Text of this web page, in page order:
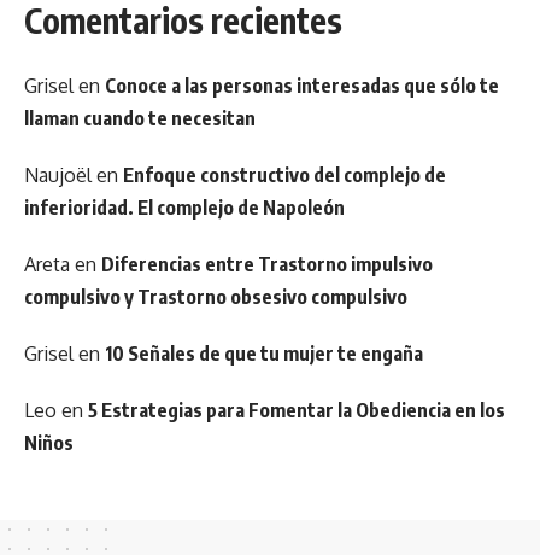
Comentarios recientes
Griselen Conoce a las personas interesadas que sólo te
llaman cuando te necesitan
Naujoëlen Enfoque constructivo del complejo de
inferioridad. El complejo de Napoleón
Areta en Diferencias entre Trastorno impulsivo
compulsivo y Trastorno obsesivo compulsivo
Griselen 10 Señales de que tu mujer te engaña
Leo en 5 Estrategias para Fomentar la Obediencia en los
Niños